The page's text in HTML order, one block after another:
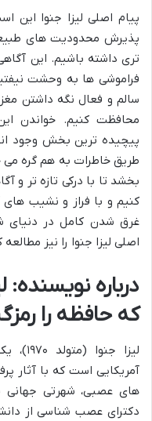
پیام اصلی لیزا جنوا
پذیرش محدودیت های
تری داشته باشیم. این
فراموشی ها به وحشت
سالم و فعال نگه داشتن
محافظت کنیم. خواندن
پیچیده ترین بخش وجود
طریق خاطرات به هم گره می
بخشد تا با درکی تازه تر و
کنیم و با فراز و نشیب های
غرق شدن کامل در دنیای
اصلی لیزا جنوا را نیز مطالعه
درباره
که حافظه را
لیزا
آمریکایی است که با آثار
های عصبی، شهرتی جهانی
دکترای عصب شناسی از